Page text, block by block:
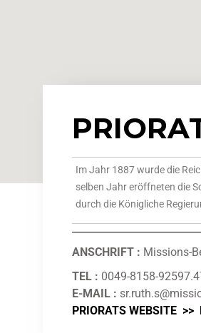
Im Jahr 1887 wurde die
selben Jahr eröffneten die
durch die Königliche
ANSCHRIFT : Missions-
TEL : 0049-8158-
E-MAIL :
PRIORATS WEBSITE >>